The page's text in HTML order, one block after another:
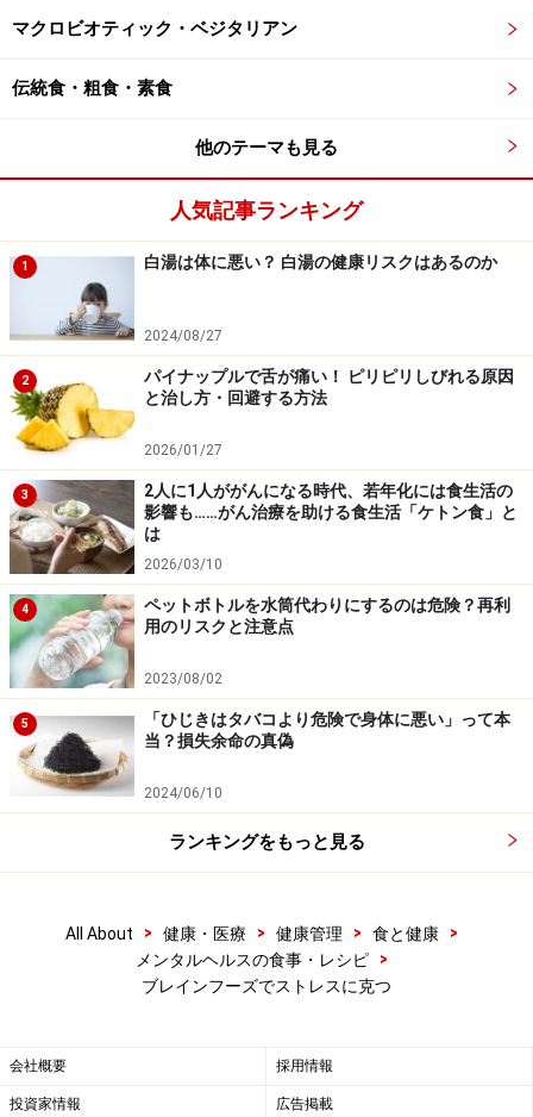
1/2
マクロビオティック・ベジタリアン
伝統食・粗食・素食
他のテーマも見る
人気記事ランキング
1 白湯は体に悪い？ 白湯の健康リスクはあるのか
2024/08/27
2
パイナップルで舌が痛い！ ピリピリしびれる原因
と治し方・回避する方法
2026/01/27
3
2人に1人ががんになる時代、若年化には食生活の
影響も……がん治療を助ける食生活「ケトン食」と
は
2026/03/10
4
ペットボトルを水筒代わりにするのは危険？再利
用のリスクと注意点
2023/08/02
5
「ひじきはタバコより危険で身体に悪い」って本
当？損失余命の真偽
2024/06/10
ランキングをもっと見る
All About > 健康・医療 > 健康管理 > 食と健康
>
メンタルヘルスの食事・レシピ
>
ブレインフーズでストレスに克つ
会社概要 採用情報
投資家情報 広告掲載